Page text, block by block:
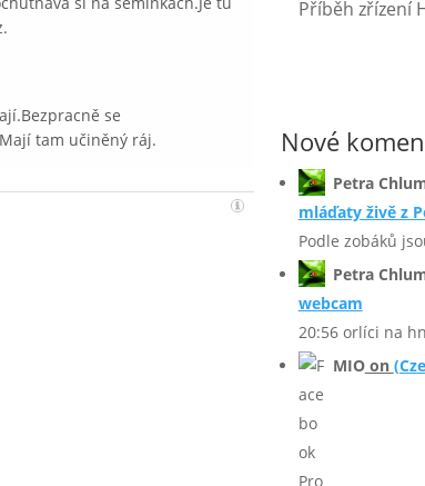
Příběh zřízení
Nové
Petra
mláďaty živě z
Podle zobáků
Petra
webcam
20:56 orlíci na
MIOon
se
tam učiněný ráj.